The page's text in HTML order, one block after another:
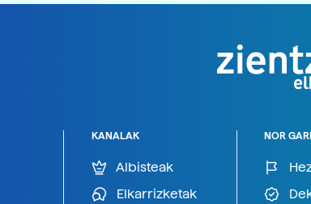
KANALAK
Albisteak
Elkarrizketak
NOR